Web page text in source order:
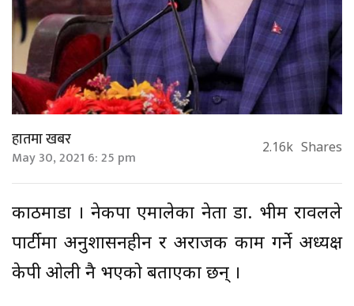
हातमा खबर
May 30, 2021 6: 25 pm 2.16k Shares
काठमाडौं । नेकपा एमालेका नेता डा. भीम रावलले
पार्टीमा अनुशासनहीन र अराजक काम गर्ने अध्यक्ष
केपी ओली नै भएको बताएका छन् ।